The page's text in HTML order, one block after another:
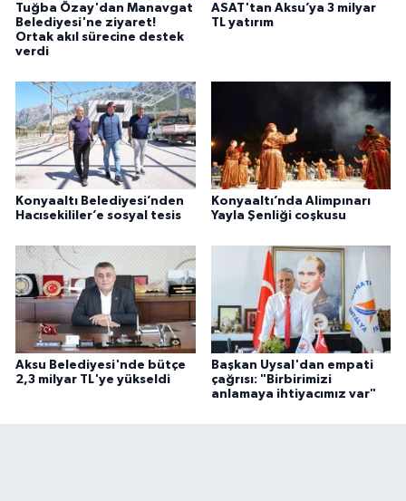
Tuğba Özay'dan Manavgat
Belediyesi'ne ziyaret!
Ortak akıl sürecine destek
verdi
ASAT'tan Aksu’ya 3 milyar
TL yatırım
Konyaaltı Belediyesi’nden
Hacısekililer’e sosyal tesis
Konyaaltı’nda Alimpınarı
Yayla Şenliği coşkusu
Aksu Belediyesi'nde bütçe
2,3 milyar TL'ye yükseldi
Başkan Uysal'dan empati
çağrısı: "Birbirimizi
anlamaya ihtiyacımız var"